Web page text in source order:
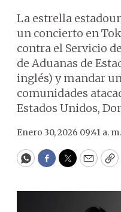
La estrella
un concierto en
contra el Servicio
de Aduanas de
inglés) y mandar
comunidades
Estados Unidos,
Enero 30, 2026 09:41 a. m.
WhatsApp
Facebook
Twitter
Email